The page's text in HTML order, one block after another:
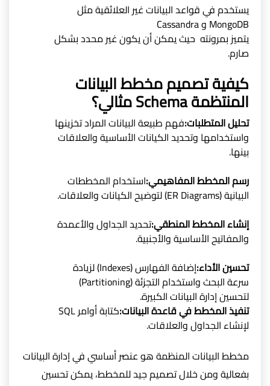
يستخدم في قواعد البيانات غير العلائقية مثل
MongoDB و Cassandra
يتميز بمرونته حيث يمكن أن يكون غير محدد بشكل
صارم.
كيفية تصميم مخطط البيانات
المنتظمة Schema مثالي؟
تحليل المتطلبات:فهم طبيعة البيانات المراد تخزينها
واستخدامها وتحديد الكيانات الأساسية والعلاقات
بينها.
رسم المخطط المفاهيمي:استخدام المخططات
البيانية (ER Diagrams) لتوضيح الكيانات والعلاقات.
إنشاء المخطط المنطقي:تحديد الجداول والأعمدة
والمفاتيح الأساسية والأجنبية.
تحسين الأداء:
إضافة الفهارس (Indexes) لزيادة
سرعة البحث واستخدام التجزئة (Partitioning)
لتحسين إدارة البيانات الكبيرة.
تنفيذ المخطط في قاعدة البيانات:
كتابة أوامر SQL
لإنشاء الجداول والعلاقات.
مخطط البيانات المنظمة هو عنصر أساسي في إدارة البيانات
بفعالية ومن خلال تصميم جيد للمخطط، يمكن تحسين